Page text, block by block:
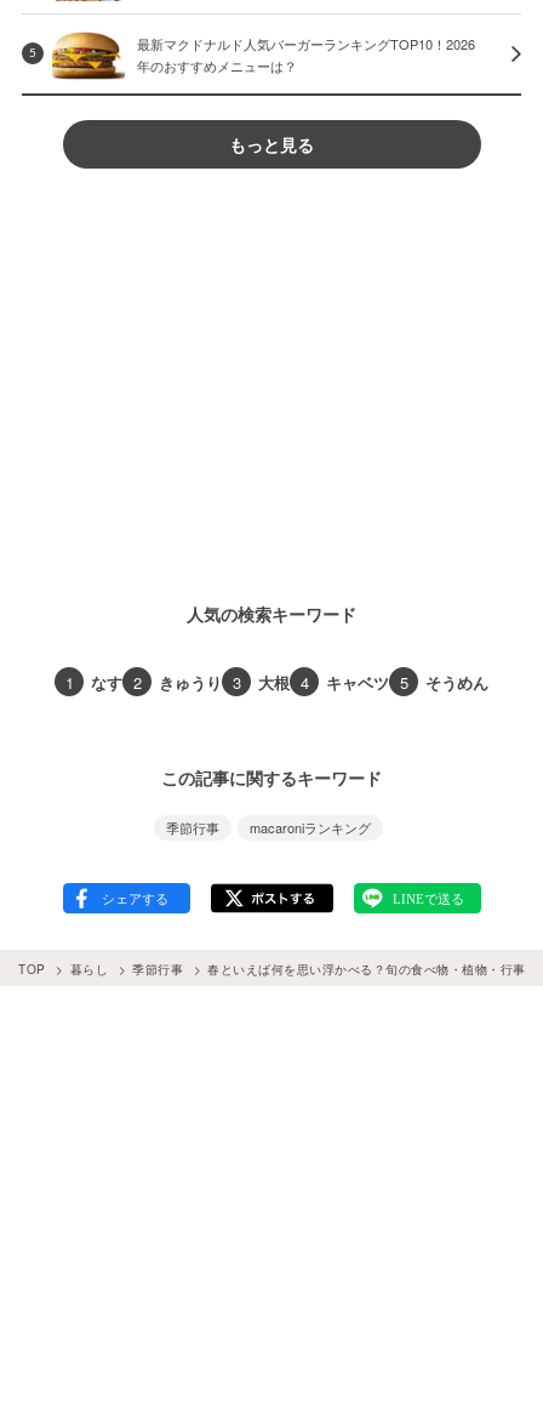
5
最新マクドナルド人気バーガーランキングTOP10！2026
年のおすすめメニューは？
もっと見る
人気の検索キーワード
1 なす 2 きゅうり 3 大根 4 キャベツ 5 そうめん
この記事に関するキーワード
季節行事 macaroniランキング
TOP 暮らし 季節行事 春といえば何を思い浮かべる？旬の食べ物・植物・行事